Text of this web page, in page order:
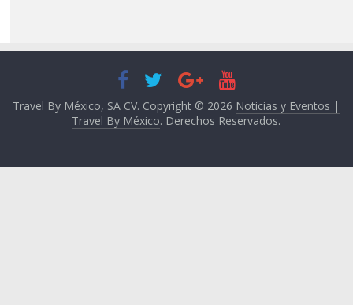
Travel By México, SA CV. Copyright © 2026 Noticias y Eventos |
Travel By México. Derechos Reservados.